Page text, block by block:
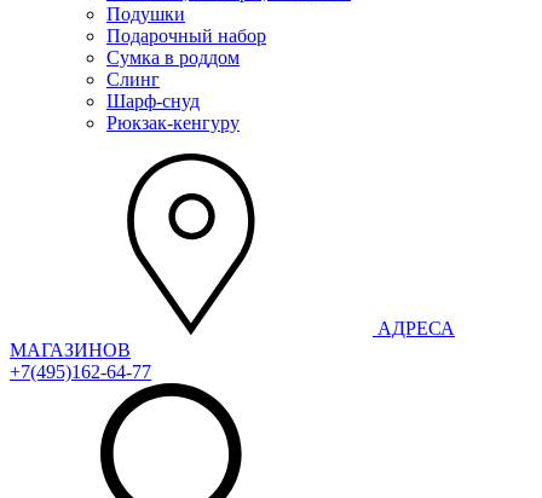
Подушки
Подарочный набор
Сумка в роддом
Слинг
Шарф-снуд
Рюкзак-кенгуру
АДРЕСА
МАГАЗИНОВ
+7(495)162-64-77